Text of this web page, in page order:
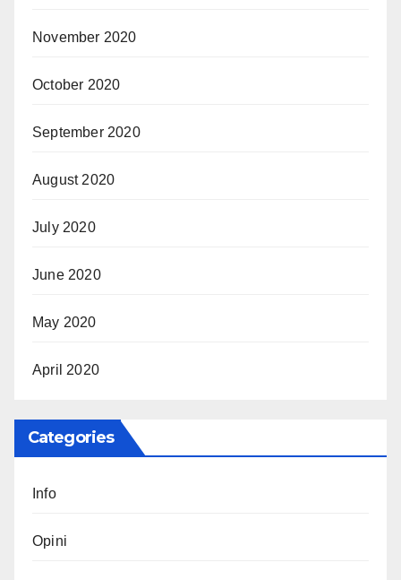
November 2020
October 2020
September 2020
August 2020
July 2020
June 2020
May 2020
April 2020
Categories
Info
Opini